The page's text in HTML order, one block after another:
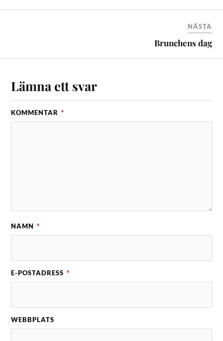
NÄSTA
Brunchens dag
Lämna ett svar
KOMMENTAR *
NAMN *
E-POSTADRESS *
WEBBPLATS